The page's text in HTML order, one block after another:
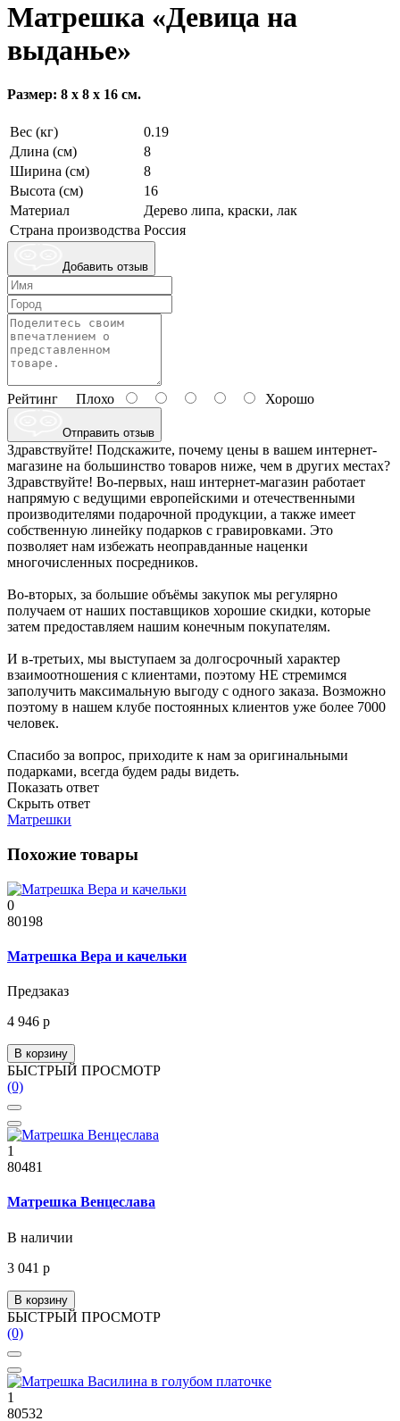
Матрешка «Девица на
выданье»
Размер: 8 х 8 х 16 см.
Вес (кг)
0.19
Длина (см)
8
Ширина (см)
8
Высота (см)
16
Материал
Дерево липа, краски, лак
Страна производства Россия
Добавить отзыв
Рейтинг Плохо Хорошо
Отправить отзыв
Здравствуйте! Подскажите, почему цены в вашем интернет-
магазине на большинство товаров ниже, чем в других местах?
Здравствуйте! Во-первых, наш интернет-магазин работает
напрямую с ведущими европейскими и отечественными
производителями подарочной продукции, а также имеет
собственную линейку подарков с гравировками. Это
позволяет нам избежать неоправданные наценки
многочисленных посредников.
Во-вторых, за большие объёмы закупок мы регулярно
получаем от наших поставщиков хорошие скидки, которые
затем предоставляем нашим конечным покупателям.
И в-третьих, мы выступаем за долгосрочный характер
взаимоотношения с клиентами, поэтому НЕ стремимся
заполучить максимальную выгоду с одного заказа. Возможно
поэтому в нашем клубе постоянных клиентов уже более 7000
человек.
Спасибо за вопрос, приходите к нам за оригинальными
подарками, всегда будем рады видеть.
Показать ответ
Скрыть ответ
Матрешки
Похожие товары
0
80198
Матрешка Вера и качельки
Предзаказ
4 946 р
В корзину
БЫСТРЫЙ ПРОСМОТР
(0)
1
80481
Матрешка Венцеслава
В наличии
3 041 р
В корзину
БЫСТРЫЙ ПРОСМОТР
(0)
1
80532